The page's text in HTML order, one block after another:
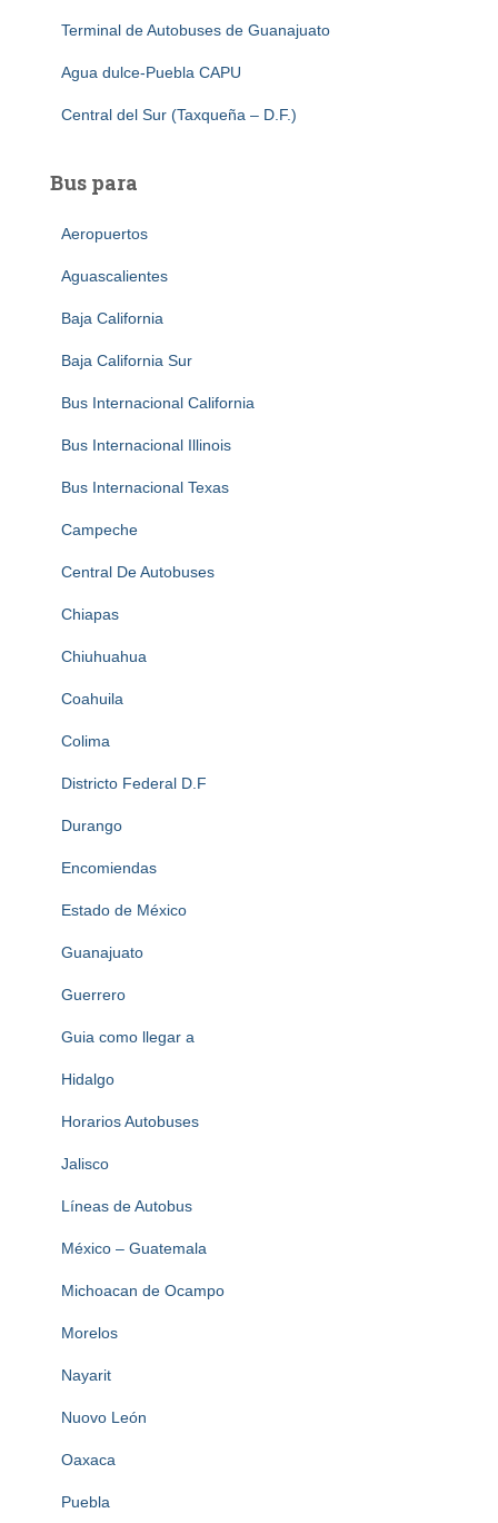
Terminal de Autobuses de Guanajuato
Agua dulce-Puebla CAPU
Central del Sur (Taxqueña – D.F.)
Bus para
Aeropuertos
Aguascalientes
Baja California
Baja California Sur
Bus Internacional California
Bus Internacional Illinois
Bus Internacional Texas
Campeche
Central De Autobuses
Chiapas
Chiuhuahua
Coahuila
Colima
Districto Federal D.F
Durango
Encomiendas
Estado de México
Guanajuato
Guerrero
Guia como llegar a
Hidalgo
Horarios Autobuses
Jalisco
Líneas de Autobus
México – Guatemala
Michoacan de Ocampo
Morelos
Nayarit
Nuovo León
Oaxaca
Puebla